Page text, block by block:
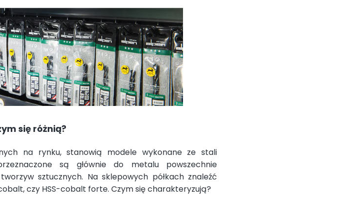
się różnią?
na rynku, stanowią modele wykonane ze stali
są głównie do metalu powszechnie
sztucznych. Na sklepowych półkach znaleźć
czy HSS-cobalt forte. Czym się charakteryzują?